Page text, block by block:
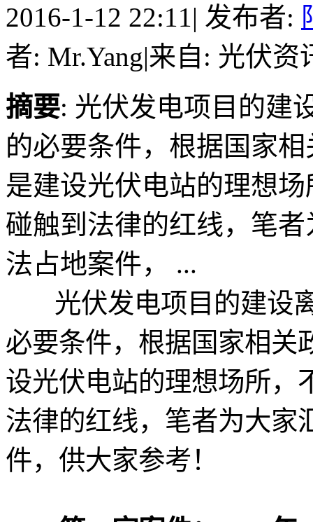
2016-1-12 22:11| 发布者:
者: Mr.Yang|来自: 光伏资
摘要: 光伏发电项目的建
的必要条件，根据国家
是建设光伏电站的理想
碰触到法律的红线，笔
法占地案件， ...
光伏发电项目的建设离
必要条件，根据国家相关
设光伏电站的理想场所，
法律的红线，笔者为大家
件，供大家参考！